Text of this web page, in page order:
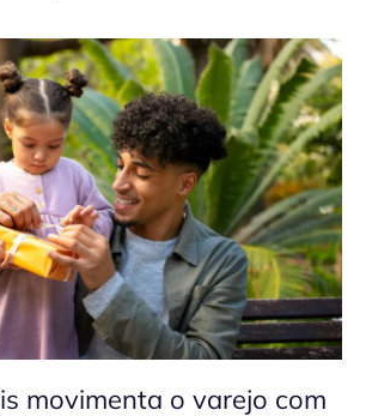
movimenta o varejo com